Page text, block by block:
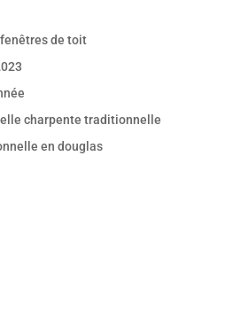
de toit
charpente traditionnelle
en douglas